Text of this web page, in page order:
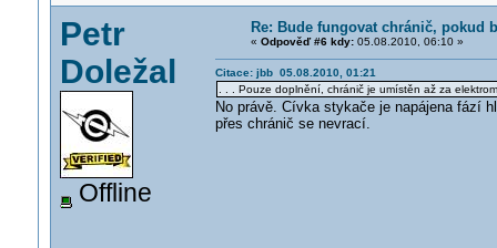
Petr
Doležal
Offline
Re: Bude fungovat chránič, pokud
« Odpověď #6 kdy:05.08.2010, 06:10 »
Citace: jbb 05.08.2010, 01:21
. . . Pouze doplnění, chránič je umístěn až za
No právě. Cívka stykače je napájena fází
přes chránič se nevrací.